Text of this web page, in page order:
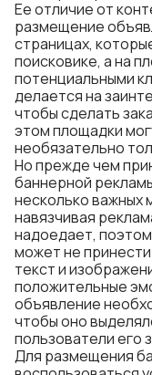
Ее отличие от
размещение
страницах,
поисковике, а на
потенциальными
делается на
чтобы сделать
этом площадки
необязательно
Но прежде чем
баннерной
несколько важных
навязчивая
надоедает,
может не
текст и
положительные
объявление
чтобы оно
пользователи его
Для размещения